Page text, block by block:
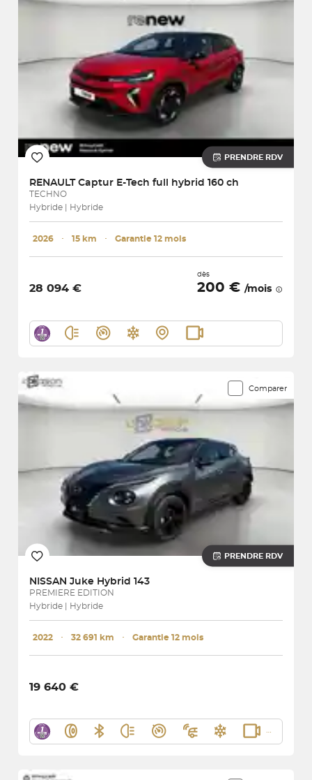
PRENDRE RDV
RENAULT Captur E-Tech full hybrid 160 ch
TECHNO
Hybride | Hybride
2026 ･ 15 km ･ Garantie 12 mois
28 094 €
dès
200 € /mois
Comparer
PRENDRE RDV
NISSAN Juke Hybrid 143
PREMIERE EDITION
Hybride | Hybride
2022 ･ 32 691 km ･ Garantie 12 mois
19 640 €